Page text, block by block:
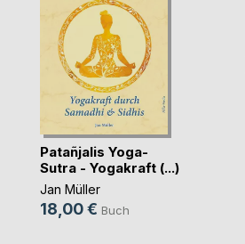
Patañjalis Yoga-
Sutra - Yogakraft (...)
Jan Müller
18,00 € Buch